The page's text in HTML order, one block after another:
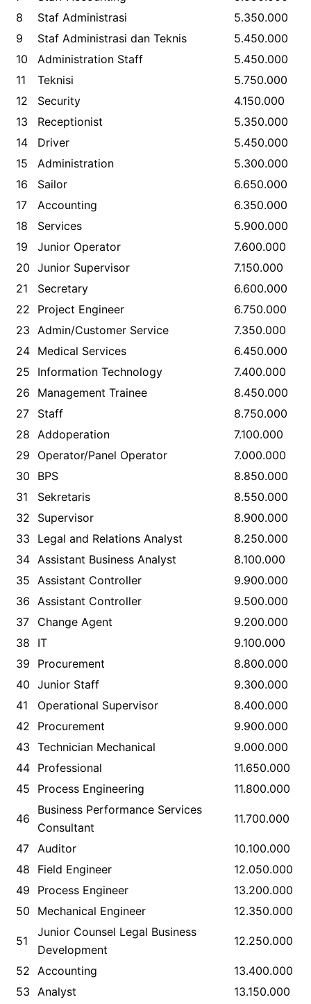
8
Staf Administrasi
5.350.000
9
Staf Administrasi dan Teknis
5.450.000
10
Administration Staff
5.450.000
11
Teknisi
5.750.000
12
Security
4.150.000
13
Receptionist
5.350.000
14
Driver
5.450.000
15
Administration
5.300.000
16
Sailor
6.650.000
17
Accounting
6.350.000
18
Services
5.900.000
19
Junior Operator
7.600.000
20 Junior Supervisor
7.150.000
21
Secretary
6.600.000
22
Project Engineer
6.750.000
23
Admin/Customer Service
7.350.000
24 Medical Services
6.450.000
25
Information Technology
7.400.000
26
Management Trainee
8.450.000
27
Staff
8.750.000
28
Addoperation
7.100.000
29
Operator/Panel Operator
7.000.000
30
BPS
8.850.000
31
Sekretaris
8.550.000
32
Supervisor
8.900.000
33
Legal and Relations Analyst
8.250.000
34 Assistant Business Analyst
8.100.000
35
Assistant Controller
9.900.000
36
Assistant Controller
9.500.000
37
Change Agent
9.200.000
38
IT
9.100.000
39
Procurement
8.800.000
40 Junior Staff
9.300.000
41
Operational Supervisor
8.400.000
42
Procurement
9.900.000
43 Technician Mechanical
9.000.000
44 Professional
11.650.000
45
Process Engineering 11.800.000
46
Business Performance Services
Consultant
11.700.000
47 Auditor
10.100.000
48
Field Engineer
12.050.000
49
Process Engineer
13.200.000
50
Mechanical Engineer 12.350.000
51
Junior Counsel Legal Business
Development
12.250.000
52 Accounting
13.400.000
53
Analyst
13.150.000